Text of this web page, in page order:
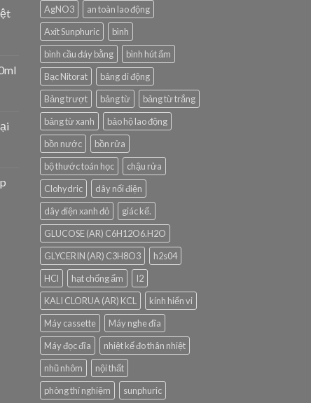
AgNO3
an toàn lao động
Axit Sunphuric
bình
bình cầu đáy bằng
bình hút ẩm
Bạc Nitorat
bảng di động
Bảng trượt
bảng từ
bảng từ trắng
bảng từ xanh
bảo hộ lao động
bồn nước
bồn rửa
bộ thước toán học
chậu rửa
Clohydric
dây nối điện
dây điện xanh đỏ
giác kế.
GLUCOSE (AR) C6H12O6.H2O
GLYCERIN (AR) C3H8O3
h2s04
HCl
hạt chống ẩm
I2
KALI CLORUA (AR) KCL
kính hiển vi
Máy cassette
Máy nghe đĩa
Máy đọc đĩa
nhiệt kế đo thân nhiệt
nhũ nhôm
nội thất
phòng thí nghiệm
sunphuric